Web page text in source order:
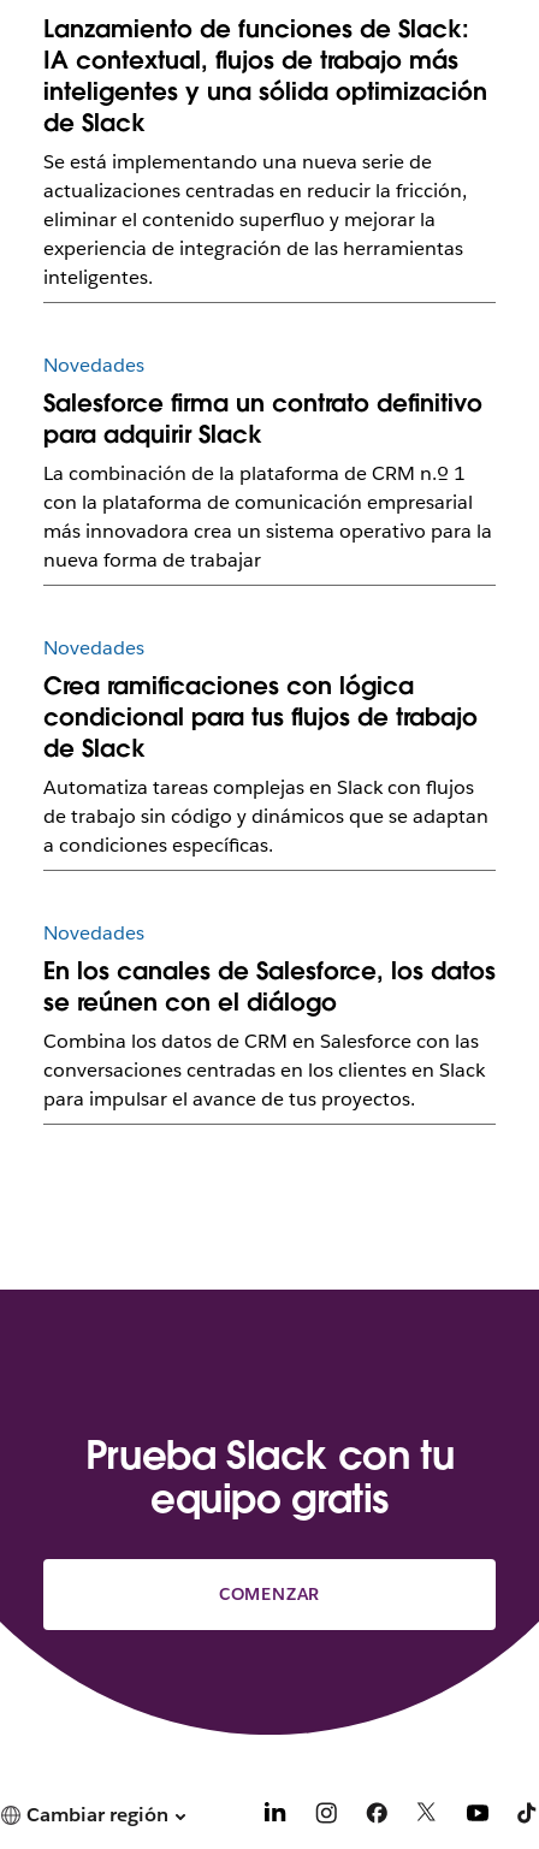
Lanzamiento de funciones de Slack:
IA contextual, flujos de trabajo más
inteligentes y una sólida optimización
de Slack
Se está implementando una nueva serie de
actualizaciones centradas en reducir la fricción,
eliminar el contenido superfluo y mejorar la
experiencia de integración de las herramientas
inteligentes.
Novedades
Salesforce firma un contrato definitivo
para adquirir Slack
La combinación de la plataforma de CRM n.º 1
con la plataforma de comunicación empresarial
más innovadora crea un sistema operativo para la
nueva forma de trabajar
Novedades
Crea ramificaciones con lógica
condicional para tus flujos de trabajo
de Slack
Automatiza tareas complejas en Slack con flujos
de trabajo sin código y dinámicos que se adaptan
a condiciones específicas.
Novedades
En los canales de Salesforce, los datos
se reúnen con el diálogo
Combina los datos de CRM en Salesforce con las
conversaciones centradas en los clientes en Slack
para impulsar el avance de tus proyectos.
Prueba Slack con tu
equipo gratis
COMENZAR
Cambiar región